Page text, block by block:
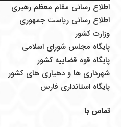
اطلاع رسانی مقام معظم رهبری
اطلاع رسانی ریاست جمهوری
وزارت کشور
پایگاه مجلس شورای اسلامی
پایگاه قوه قضاییه کشور
شهرداری ها و دهیاری های کشور
پایگاه استانداری فارس
تماس با